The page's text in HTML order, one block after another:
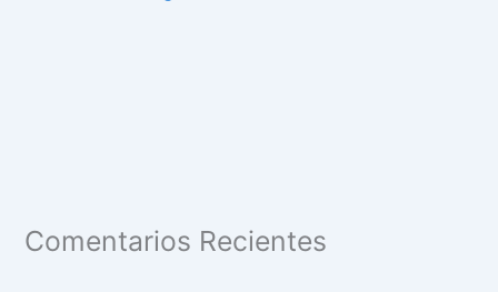
Comentarios Recientes